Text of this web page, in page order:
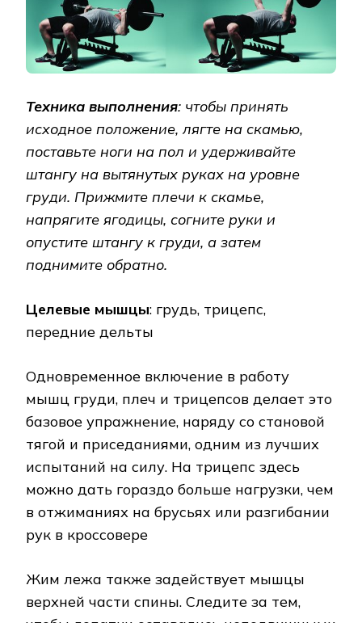
Техника выполнения: чтобы принять
исходное положение, лягте на скамью,
поставьте ноги на пол и удерживайте
штангу на вытянутых руках на уровне
груди. Прижмите плечи к скамье,
напрягите ягодицы, согните руки и
опустите штангу к груди, а затем
поднимите обратно.
Целевые мышцы: грудь, трицепс,
передние дельты
Одновременное включение в работу
мышц груди, плеч и трицепсов делает это
базовое упражнение, наряду со становой
тягой и приседаниями, одним из лучших
испытаний на силу. На трицепс здесь
можно дать гораздо больше нагрузки, чем
в отжиманиях на брусьях или разгибании
рук в кроссовере
Жим лежа также задействует мышцы
верхней части спины. Следите за тем,